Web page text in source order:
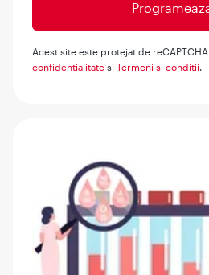
Acest site este protejat de
confidentialitate si Termeni si conditii.